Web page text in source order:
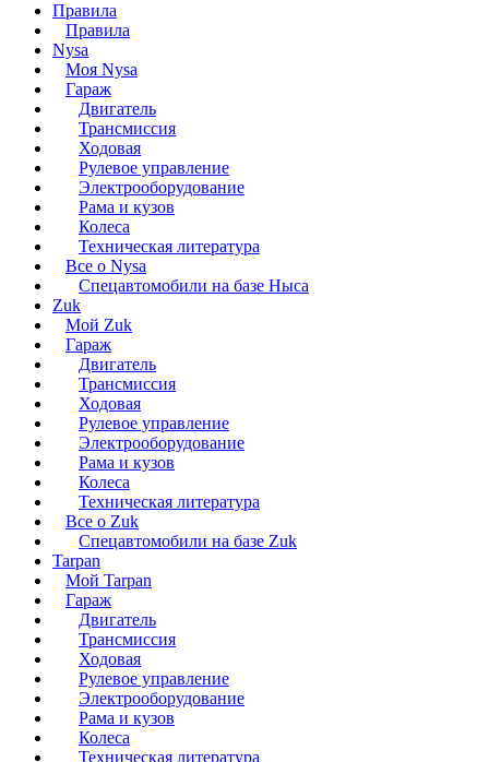
Правила
Правила
Nysa
Моя Nysa
Гараж
Двигатель
Трансмиссия
Ходовая
Рулевое управление
Электрооборудование
Рама и кузов
Колеса
Техническая литература
Все о Nysa
Спецавтомобили на базе Ныса
Zuk
Мой Zuk
Гараж
Двигатель
Трансмиссия
Ходовая
Рулевое управление
Электрооборудование
Рама и кузов
Колеса
Техническая литература
Все о Zuk
Спецавтомобили на базе Zuk
Tarpan
Мой Tarpan
Гараж
Двигатель
Трансмиссия
Ходовая
Рулевое управление
Электрооборудование
Рама и кузов
Колеса
Техническая литература